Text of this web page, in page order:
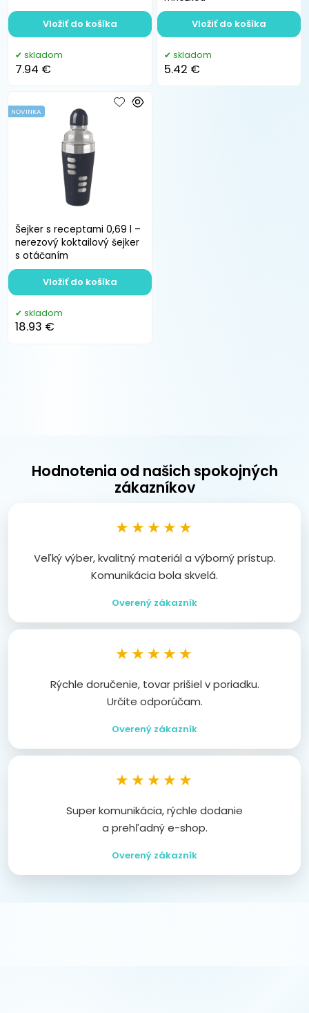
skladom
7.94 €
Vložiť do košíka
skladom
5.42 €
Vložiť do košíka
Šejker s receptami 0,69 l –
nerezový koktailový šejker
s otáčaním
NOVINKA
skladom
18.93 €
Vložiť do košíka
Hodnotenia od našich spokojných
zákazníkov
★★★★★
Veľký výber, kvalitný materiál a výborný prístup.
Komunikácia bola skvelá.
Overený zákazník
★★★★★
Rýchle doručenie, tovar prišiel v poriadku.
Určite odporúčam.
Overený zákazník
★★★★★
Super komunikácia, rýchle dodanie
a prehľadný e-shop.
Overený zákazník